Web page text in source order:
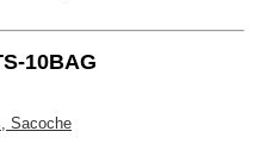
10BAG